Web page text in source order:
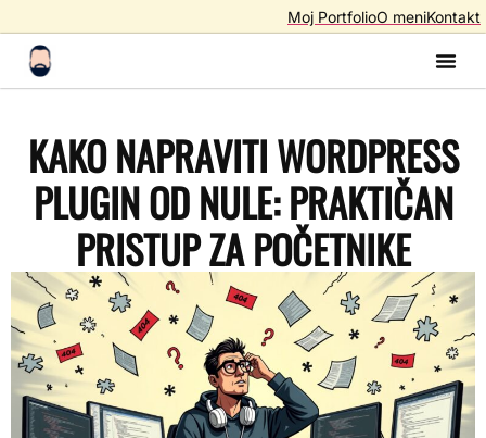
Moj PortfolioO meniKontakt
KAKO NAPRAVITI WORDPRESS
PLUGIN OD NULE: PRAKTIČAN
PRISTUP ZA POČETNIKE